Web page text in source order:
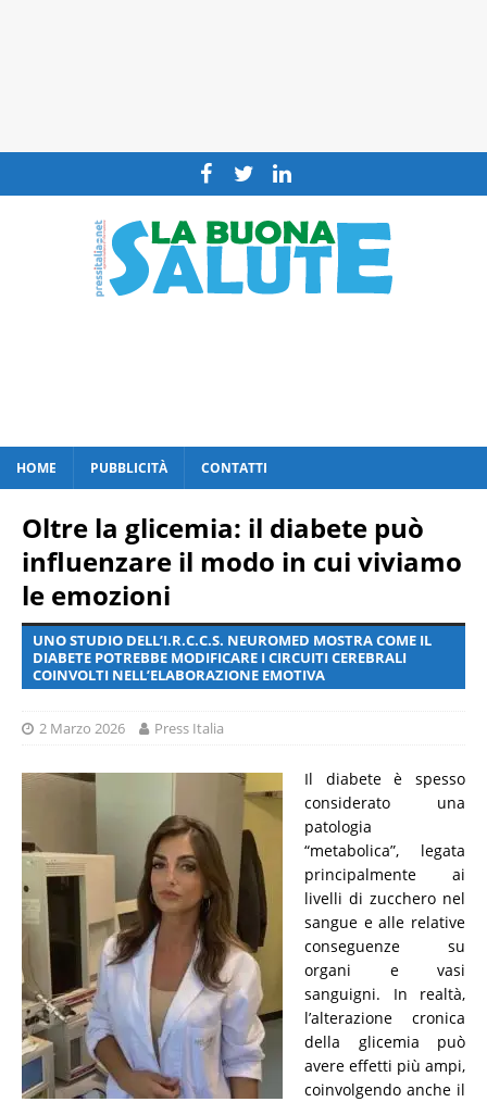
HOME PUBBLICITÀ CONTATTI
Oltre la glicemia: il diabete può
influenzare il modo in cui viviamo
le emozioni
UNO STUDIO DELL’I.R.C.C.S. NEUROMED MOSTRA COME IL
DIABETE POTREBBE MODIFICARE I CIRCUITI CEREBRALI
COINVOLTI NELL’ELABORAZIONE EMOTIVA
2 Marzo 2026 Press Italia
Il diabete è spesso
considerato una
patologia
“metabolica”, legata
principalmente ai
livelli di zucchero nel
sangue e alle relative
conseguenze su
organi e vasi
sanguigni. In realtà,
l’alterazione cronica
della glicemia può
avere effetti più ampi,
coinvolgendo anche il